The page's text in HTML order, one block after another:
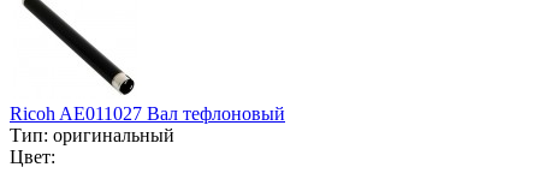
Ricoh AE011027 Вал тефлоновый
Тип: оригинальный
Цвет: